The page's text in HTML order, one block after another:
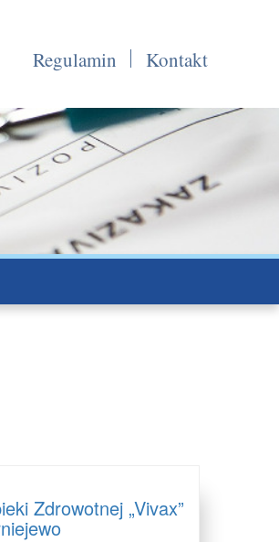
Regulamin Kontakt
Zdrowotnej „Vivax”